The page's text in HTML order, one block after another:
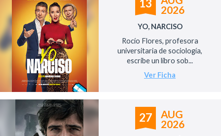
13
2026
YO, NARCISO
Rocío Flores, profesora
universitaria de sociología,
escribe un libro sob...
Ver Ficha
27
AUG
2026